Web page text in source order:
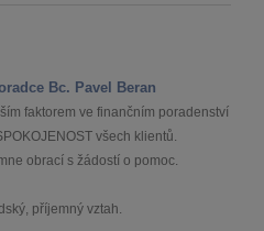
Bc. Pavel Beran
faktorem ve finančním poradenství
všech klientů.
obrací s žádostí o pomoc.
příjemný vztah.